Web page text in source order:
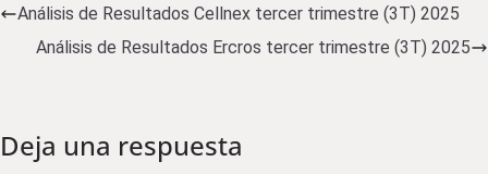
Análisis de Resultados Cellnex tercer trimestre (3T) 2025
Análisis de Resultados Ercros tercer trimestre (3T) 2025
Deja una respuesta